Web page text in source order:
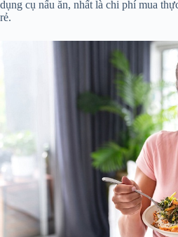
dụng cụ nấu ăn, nhất là chi phí mua
rẻ.